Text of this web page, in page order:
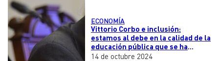
ECONOMÍA
Vittorio Corbo e inclusión:
estamos al debe en la calidad de la
educación pública que se ha
deteriorado en los últimos 20 años
14 de octubre 2024